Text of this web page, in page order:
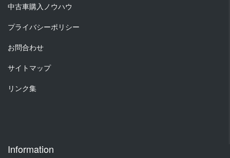
中古車購入ノウハウ
プライバシーポリシー
お問合わせ
サイトマップ
リンク集
Information